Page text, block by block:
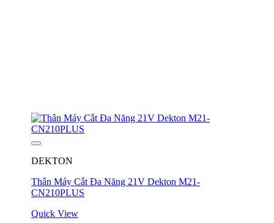
DEKTON
Thân Máy Cắt Đa Năng 21V Dekton M21-
CN210PLUS
Quick View